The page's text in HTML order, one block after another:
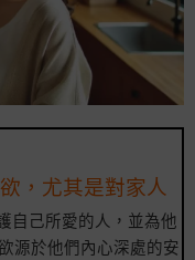
，尤其是對家人
自己所愛的人，並為他
源於他們內心深處的安